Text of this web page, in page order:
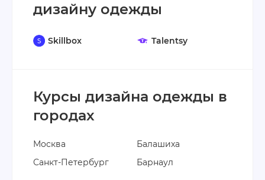
дизайну одежды
Skillbox Talentsy
Курсы дизайна одежды в
городах
Москва
Санкт-Петербург
Балашиха
Барнаул